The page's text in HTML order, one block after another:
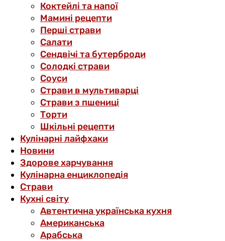
Коктейлі та напої
Мамині рецепти
Перші страви
Салати
Сендвічі та бутерброди
Солодкі страви
Соуси
Страви в мультиварці
Страви з пшениці
Торти
Шкільні рецепти
Кулінарні лайфхаки
Новини
Здорове харчування
Кулінарна енциклопедія
Страви
Кухні світу
Автентична українська кухня
Американська
Арабська